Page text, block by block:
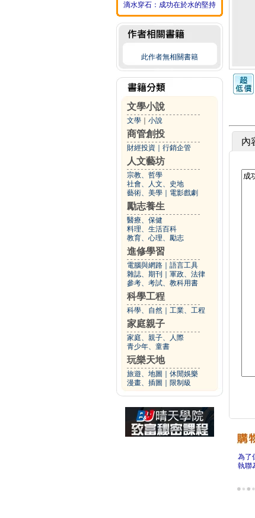
滴水穿石：成功在於水的堅持
此作者無相關書籍
文學小說
文學 小說
商管創投
財經投資 行銷企管
人文藝坊
宗教、哲學
社會、人文、史地
藝術、美學
電影戲劇
勵志養生
醫療、保健
料理、生活百科
教育、心理、勵志
進修學習
電腦與網路
語言工具
雜誌、期刊
軍政、法律
參考、考試、教科用書
科學工程
科學、自然 工業、工程
家庭親子
家庭、親子、人際
青少年、童書
玩樂天地
旅遊、地圖
休閒娛樂
漫畫、插圖
限制級
內
為了
執聯